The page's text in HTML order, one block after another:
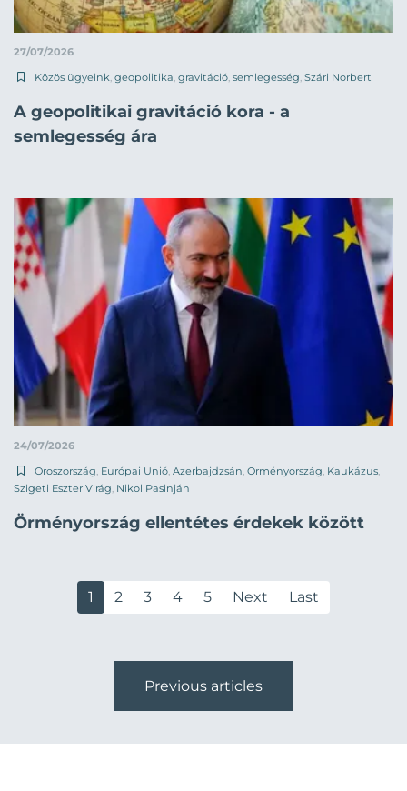
27/07/2026
Közös ügyeink geopolitika gravitáció semlegesség Szári Norbert
A geopolitikai gravitáció kora - a
semlegesség ára
24/07/2026
Oroszország, Európai Unió, Azerbajdzsán, Örményország, Kaukázus,
Szigeti Eszter Virág, Nikol Pasinján
Örményország ellentétes érdekek között
1 2 3 4 5 Next Last
Previous articles